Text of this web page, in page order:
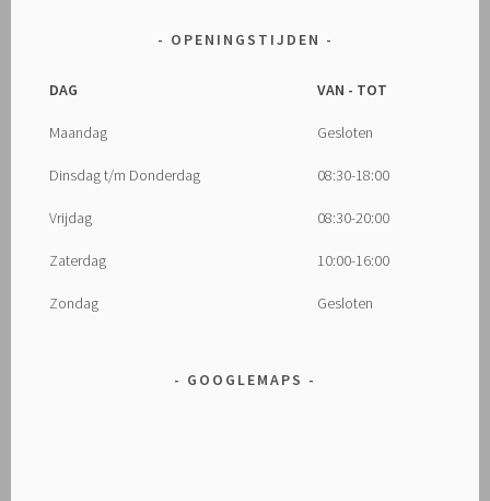
OPENINGSTIJDEN
DAG VAN - TOT
Maandag Gesloten
Dinsdag t/m Donderdag 08:30-18:00
Vrijdag 08:30-20:00
Zaterdag 10:00-16:00
Zondag Gesloten
GOOGLEMAPS